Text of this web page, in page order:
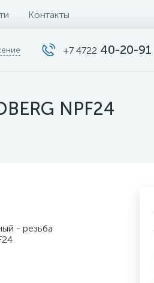
Контакты
+7 4722 40-20-91
NPF24
- резьба